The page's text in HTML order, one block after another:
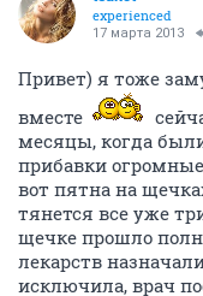
experienced
17 марта 2013
Привет) я тоже
вместе
месяцы, когда
прибавки
вот пятна на
тянется все уже
щечке прошло
лекарств
исключила, врач